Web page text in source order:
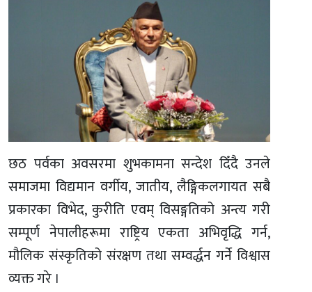
छठ पर्वका अवसरमा शुभकामना सन्देश दिँदै उनले
समाजमा विद्यमान वर्गीय, जातीय, लैङ्गिकलगायत सबै
प्रकारका विभेद, कुरीति एवम् विसङ्गतिको अन्त्य गरी
सम्पूर्ण नेपालीहरूमा राष्ट्रिय एकता अभिवृद्धि गर्न,
मौलिक संस्कृतिको संरक्षण तथा सम्वर्द्धन गर्ने विश्वास
व्यक्त गरे ।